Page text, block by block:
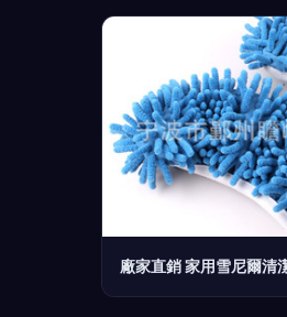
廠家直銷 家用雪尼爾清